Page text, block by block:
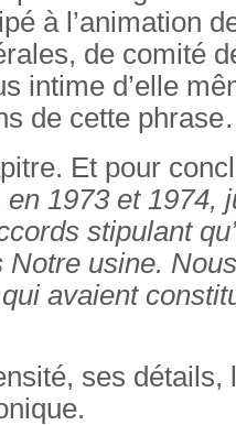
à l’animation
de comité
intime d’elle
de cette
Et pour
1973 et 1974,
stipulant
usine.
avaient
ses détails,